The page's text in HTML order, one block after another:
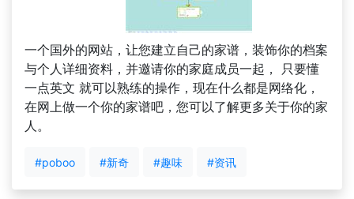
一个国外的网站，让您建立自己的家谱，装饰你的档案
与个人详细资料，并邀请你的家庭成员一起， 只要懂
一点英文 就可以熟练的操作，现在什么都是网络化，
在网上做一个你的家谱吧，您可以了解更多关于你的家
人。
#poboo #新奇 #趣味 #资讯